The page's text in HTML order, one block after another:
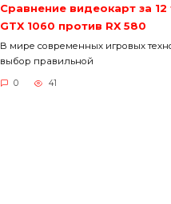
Сравнение видеокарт за
GTX 1060 против RX 580
В мире современных игровых
выбор правильной
0 41